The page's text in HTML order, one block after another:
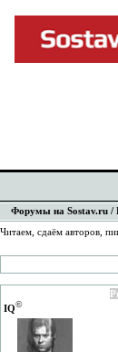
Форумы на Sostav.ru /
Читаем, сдаём авторов,
IQ©